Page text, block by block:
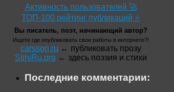
Активность пользователей 🚀
ТОП-100 рейтинг публикаций ⭐
Вы писатель, поэт, начинающий автор?
Ищете где опубликовать свои работы в интернете?!
carsson.ru ← публиковать прозу
StihiRu.pro ← здесь поэзия и стихи
Последние комментарии: